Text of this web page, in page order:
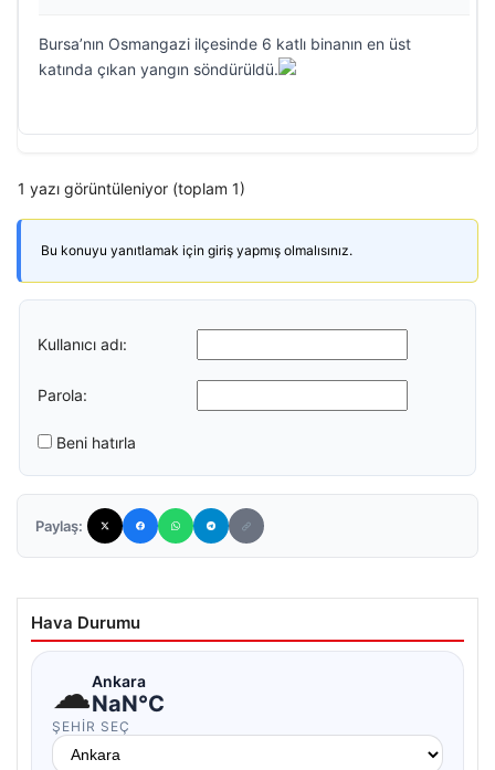
Bursa’nın Osmangazi ilçesinde 6 katlı binanın en üst
katında çıkan yangın söndürüldü.
1 yazı görüntüleniyor (toplam 1)
Bu konuyu yanıtlamak için giriş yapmış olmalısınız.
Kullanıcı adı:
Parola:
Beni hatırla
Paylaş:
Hava Durumu
☁Ankara
NaN°C
ŞEHIR SEÇ